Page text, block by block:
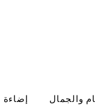
إضاءة والجمال